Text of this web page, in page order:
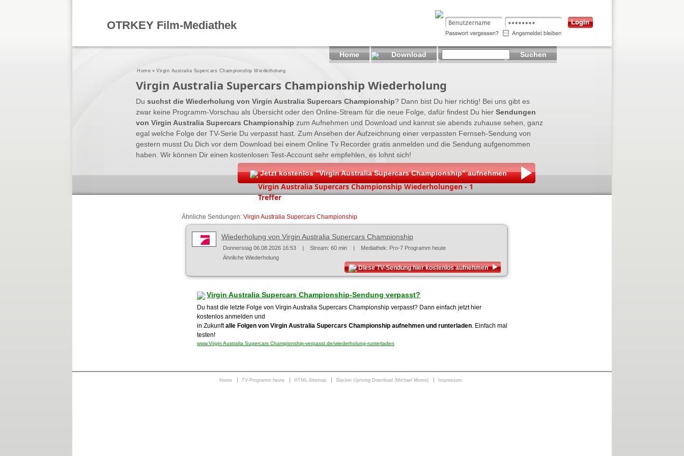
Virgin Australia Supercars Championship Wiederholung
Du suchst die Wiederholung von Virgin Australia Supercars Championship? Dann bist Du hier richtig! Bei uns gibt es
zwar keine Programm-Vorschau als Übersicht oder den Online-Stream für die neue Folge, dafür findest Du hier Sendungen
von Virgin Australia Supercars Championship zum Aufnehmen und Download und kannst sie abends zuhause sehen, ganz
egal welche Folge der TV-Serie Du verpasst hast. Zum Ansehen der Aufzeichnung einer verpassten Fernseh-Sendung von
gestern musst Du Dich vor dem Download bei einem Online Tv Recorder gratis anmelden und die Sendung aufgenommen
haben. Wir können Dir einen kostenlosen Test-Account sehr empfehlen, es lohnt sich!
Jetzt kostenlos "Virgin Australia Supercars Championship" aufnehmen
Virgin Australia Supercars Championship Wiederholungen - 1
Treffer
Ähnliche Sendungen: Virgin Australia Supercars Championship
Wiederholung von Virgin Australia Supercars Championship
Donnerstag 06.08.2026 16:53 | Stream: 60 min | Mediathek: Pro-7 Programm heute
Ähnliche Wiederholung
Diese TV-Sendung hier kostenlos aufnehmen
Virgin Australia Supercars Championship-Sendung verpasst?
Du hast die letzte Folge von Virgin Australia Supercars Championship verpasst? Dann einfach jetzt hier
kostenlos anmelden und
in Zukunftalle Folgen von Virgin Australia Supercars Championship aufnehmen und runterladen. Einfach mal
testen!
www.Virgin Australia Supercars Championship-verpasst.de/wiederholung-runterladen
Home »Virgin Australia Supercars Championship Wiederholung
OTRKEY Film-Mediathek
Home Download Suchen
Home TV-Programm heute HTML-Sitemap Slacker Uprising Download (Michael Moore) Impressum